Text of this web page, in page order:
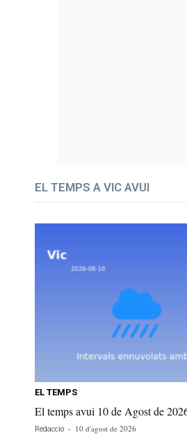
EL TEMPS A VIC AVUI
EL TEMPS
El temps avui 10 de Agost de
Redacció - 10 d'agost de 2026